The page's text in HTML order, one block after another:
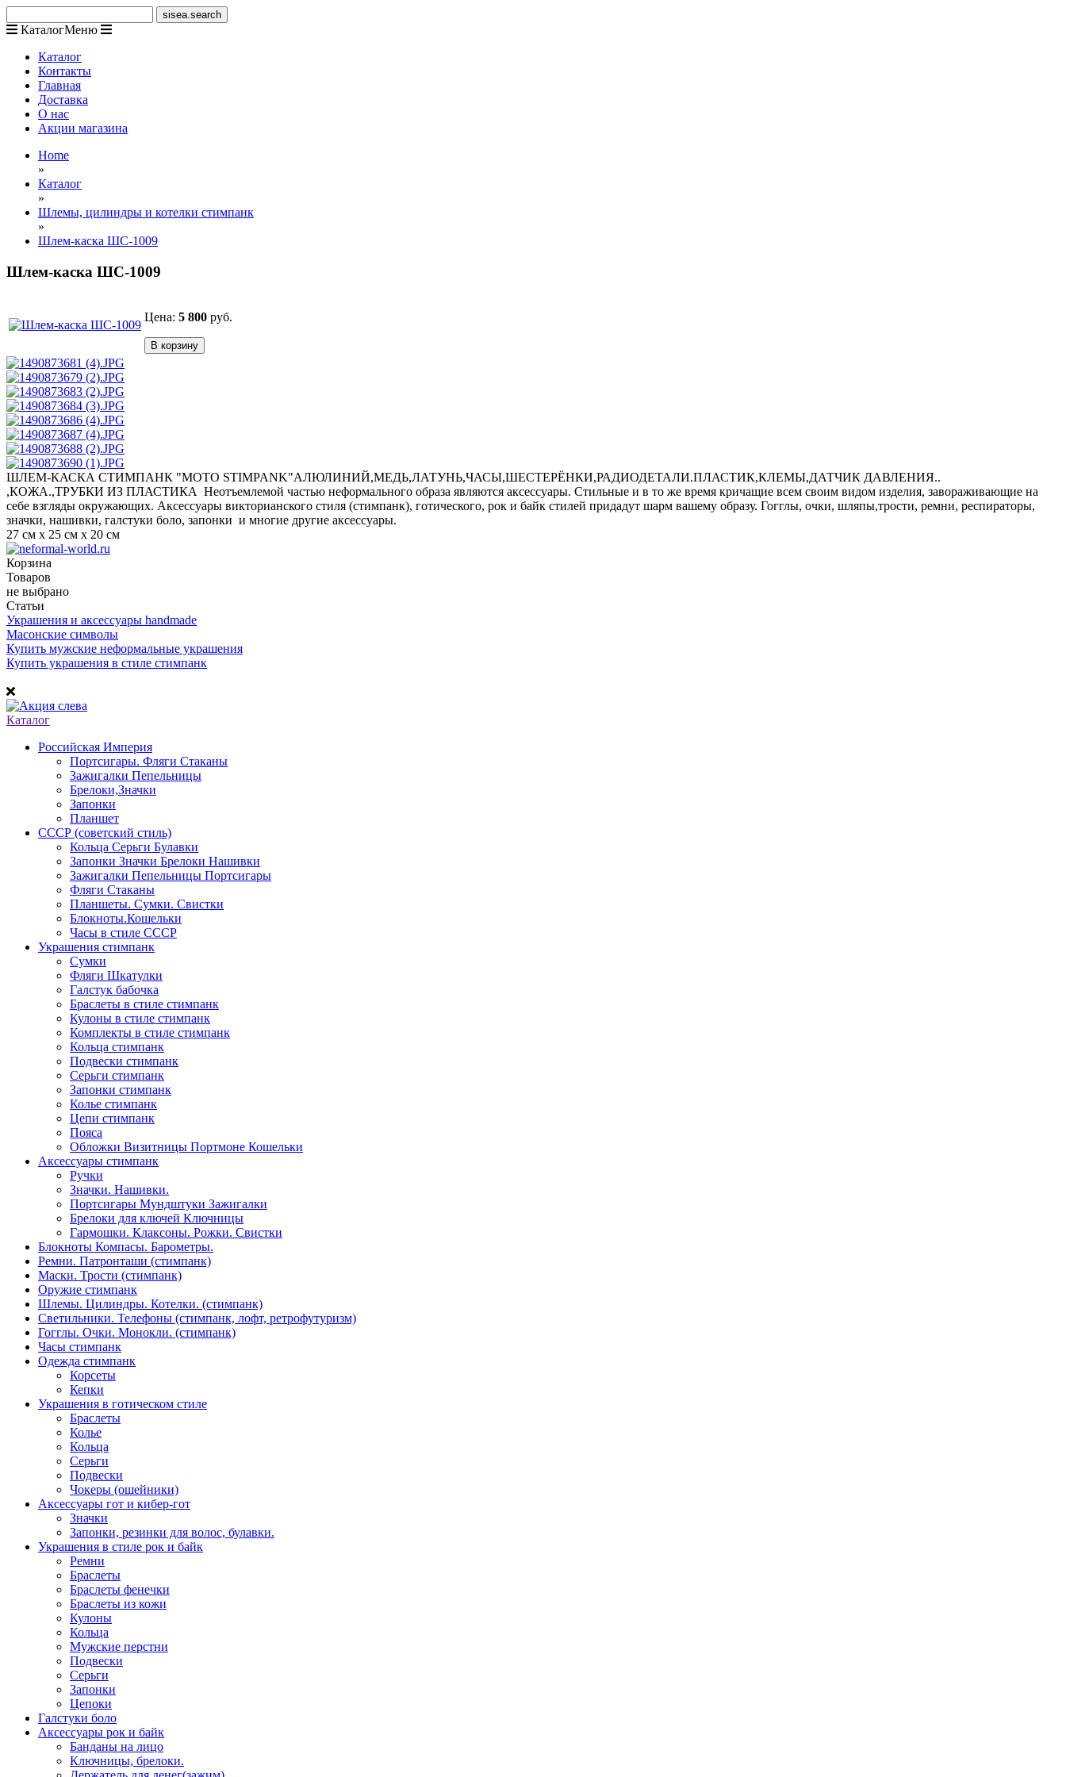
КаталогМеню
Каталог
Контакты
Главная
Доставка
О нас
Акции магазина
Home
»
Каталог
»
Шлемы, цилиндры и котелки стимпанк
»
Шлем-каска ШС-1009
Шлем-каска ШС-1009
Цена: 5 800 руб.
ШЛЕМ-КАСКА СТИМПАНК "MOTO STIMPANK"АЛЮЛИНИЙ,МЕДЬ,ЛАТУНЬ,ЧАСЫ,ШЕСТЕРЁНКИ,РАДИОДЕТАЛИ.ПЛАСТИК,КЛЕМЫ,ДАТЧИК ДАВЛЕНИЯ..
,КОЖА.,ТРУБКИ ИЗ ПЛАСТИКА Неотъемлемой частью неформального образа являются аксессуары. Стильные и в то же время кричащие всем своим видом изделия, завораживающие на
себе взгляды окружающих. Аксессуары викторианского стиля (стимпанк), готического, рок и байк стилей придадут шарм вашему образу. Гогглы, очки, шляпы,трости, ремни, респираторы,
значки, нашивки, галстуки боло, запонки и многие другие аксессуары.
27 см х 25 см х 20 см
Корзина
Товаров
не выбрано
Статьи
Украшения и аксессуары handmade
Масонские символы
Купить мужские неформальные украшения
Купить украшения в стиле стимпанк
Каталог
Российская Империя
Портсигары. Фляги Стаканы
Зажигалки Пепельницы
Брелоки,Значки
Запонки
Планшет
СССР (советский стиль)
Кольца Серьги Булавки
Запонки Значки Брелоки Нашивки
Зажигалки Пепельницы Портсигары
Фляги Стаканы
Планшеты. Сумки. Свистки
Блокноты.Кошельки
Часы в стиле СССР
Украшения стимпанк
Сумки
Фляги Шкатулки
Галстук бабочка
Браслеты в стиле стимпанк
Кулоны в стиле стимпанк
Комплекты в стиле стимпанк
Кольца стимпанк
Подвески стимпанк
Серьги стимпанк
Запонки стимпанк
Колье стимпанк
Цепи стимпанк
Пояса
Обложки Визитницы Портмоне Кошельки
Аксессуары стимпанк
Ручки
Значки. Нашивки.
Портсигары Мундштуки Зажигалки
Брелоки для ключей Ключницы
Гармошки. Клаксоны. Рожки. Свистки
Блокноты Компасы. Барометры.
Ремни. Патронташи (стимпанк)
Маски. Трости (стимпанк)
Оружие стимпанк
Шлемы. Цилиндры. Котелки. (стимпанк)
Светильники. Телефоны (стимпанк, лофт, ретрофутуризм)
Гогглы. Очки. Монокли. (стимпанк)
Часы стимпанк
Одежда стимпанк
Корсеты
Кепки
Украшения в готическом стиле
Браслеты
Колье
Кольца
Серьги
Подвески
Чокеры (ошейники)
Аксессуары гот и кибер-гот
Значки
Запонки, резинки для волос, булавки.
Украшения в стиле рок и байк
Ремни
Браслеты
Браслеты фенечки
Браслеты из кожи
Кулоны
Кольца
Мужские перстни
Подвески
Серьги
Запонки
Цепоки
Галстуки боло
Аксессуары рок и байк
Банданы на лицо
Ключницы, брелоки.